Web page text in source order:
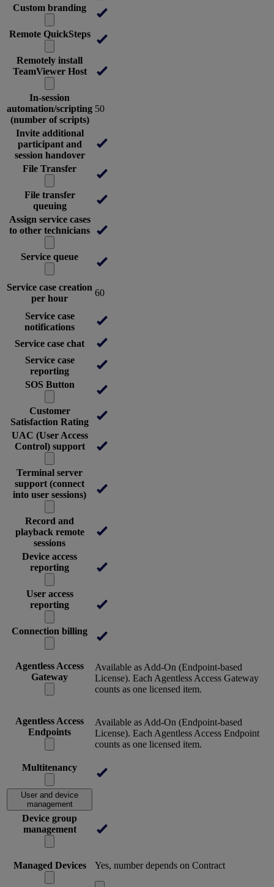
Custom branding
Remote QuickSteps
Remotely install
TeamViewer Host
In-session
automation/scripting
(number of scripts)
50
Invite additional
participant and
session handover
File Transfer
File transfer
queuing
Assign service cases
to other technicians
Service queue
Service case creation
per hour
60
Service case
notifications
Service case chat
Service case
reporting
SOS Button
Customer
Satisfaction Rating
UAC (User Access
Control) support
Terminal server
support (connect
into user sessions)
Record and
playback remote
sessions
Device access
reporting
User access
reporting
Connection billing
Agentless Access
Gateway
Available as Add-On (Endpoint-based
License). Each Agentless Access Gateway
counts as one licensed item.
Agentless Access
Endpoints
Available as Add-On (Endpoint-based
License). Each Agentless Access Endpoint
counts as one licensed item.
Multitenancy
User and device
management
Device group
management
Managed Devices Yes, number depends on Contract